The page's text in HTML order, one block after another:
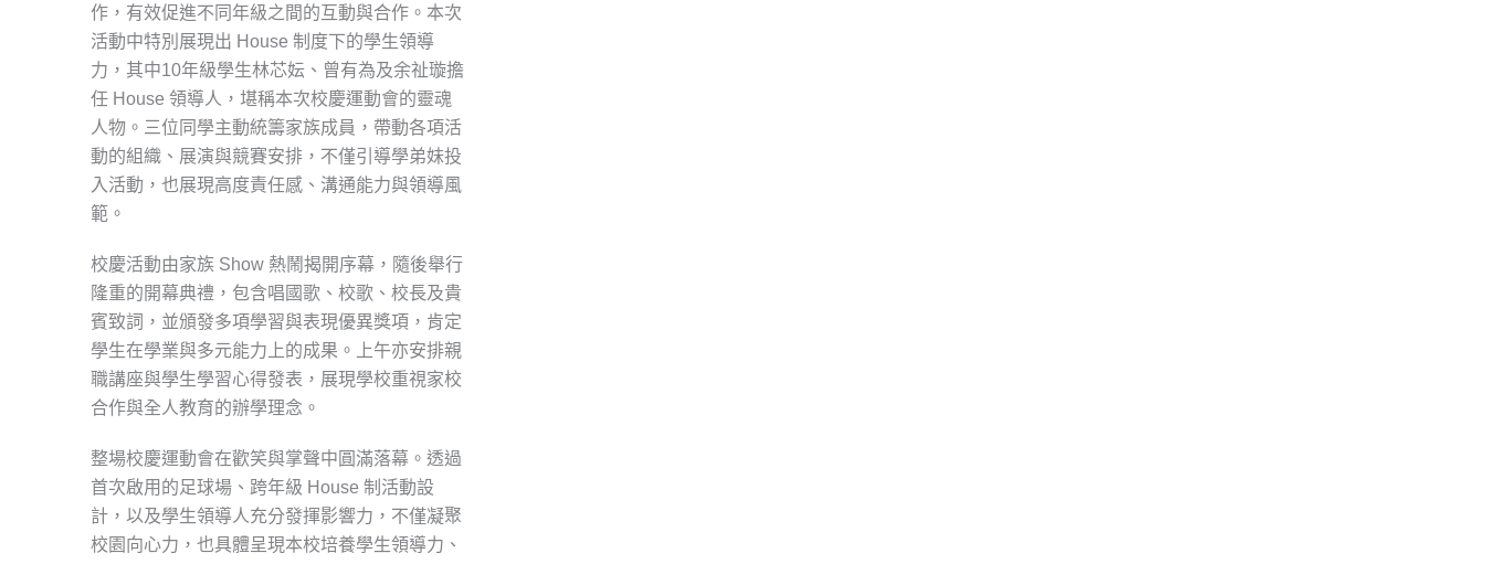
作，有效促進不同年級之間的互動與合作。本次
活動中特別展現出 House 制度下的學生領導
力，其中10年級學生林芯妘、曾有為及余祉璇擔
任 House 領導人，堪稱本次校慶運動會的靈魂
人物。三位同學主動統籌家族成員，帶動各項活
動的組織、展演與競賽安排，不僅引導學弟妹投
入活動，也展現高度責任感、溝通能力與領導風
範。
校慶活動由家族 Show 熱鬧揭開序幕，隨後舉行
隆重的開幕典禮，包含唱國歌、校歌、校長及貴
賓致詞，並頒發多項學習與表現優異獎項，肯定
學生在學業與多元能力上的成果。上午亦安排親
職講座與學生學習心得發表，展現學校重視家校
合作與全人教育的辦學理念。
整場校慶運動會在歡笑與掌聲中圓滿落幕。透過
首次啟用的足球場、跨年級 House 制活動設
計，以及學生領導人充分發揮影響力，不僅凝聚
校園向心力，也具體呈現本校培養學生領導力、